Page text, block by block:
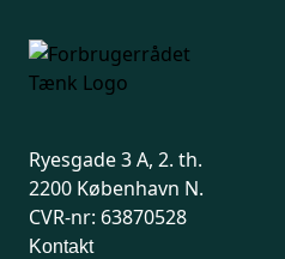
Ryesgade 3 A, 2. th.
2200 København N.
CVR-nr: 63870528
Kontakt